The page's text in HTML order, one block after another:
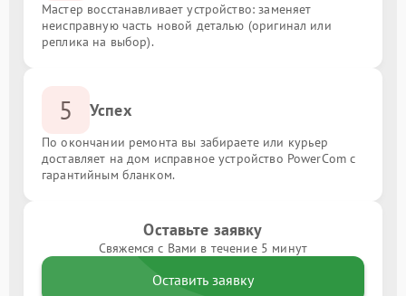
Мастер восстанавливает устройство: заменяет
неисправную часть новой деталью (оригинал или
реплика на выбор).
5 Успех
По окончании ремонта вы забираете или курьер
доставляет на дом исправное устройство PowerCom с
гарантийным бланком.
Оставьте заявку
Свяжемся с Вами в течение 5 минут
Оставить заявку